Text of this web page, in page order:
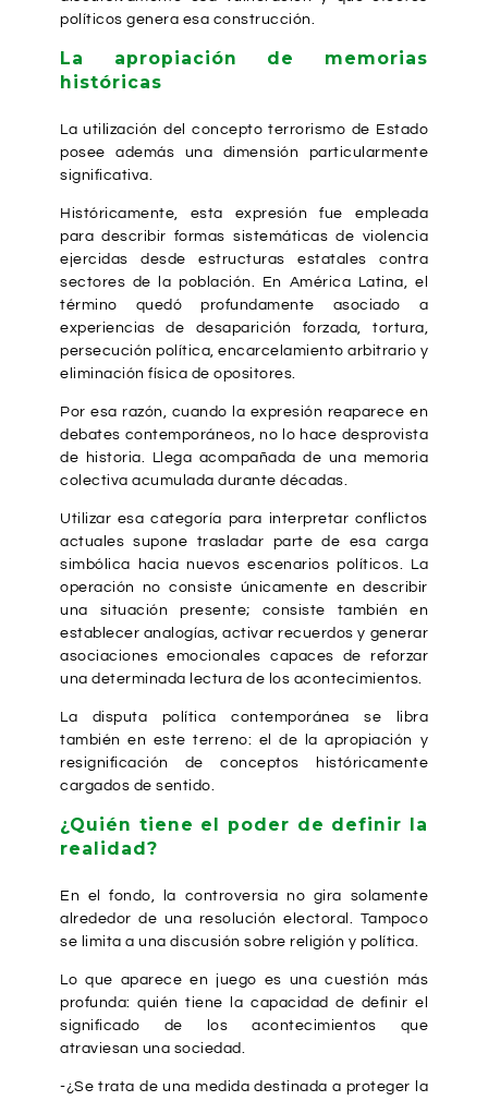
políticos genera esa construcción.
La apropiación de memorias
históricas
La utilización del concepto terrorismo de Estado
posee además una dimensión particularmente
significativa.
Históricamente, esta expresión fue empleada
para describir formas sistemáticas de violencia
ejercidas desde estructuras estatales contra
sectores de la población. En América Latina, el
término quedó profundamente asociado a
experiencias de desaparición forzada, tortura,
persecución política, encarcelamiento arbitrario y
eliminación física de opositores.
Por esa razón, cuando la expresión reaparece en
debates contemporáneos, no lo hace desprovista
de historia. Llega acompañada de una memoria
colectiva acumulada durante décadas.
Utilizar esa categoría para interpretar conflictos
actuales supone trasladar parte de esa carga
simbólica hacia nuevos escenarios políticos. La
operación no consiste únicamente en describir
una situación presente; consiste también en
establecer analogías, activar recuerdos y generar
asociaciones emocionales capaces de reforzar
una determinada lectura de los acontecimientos.
La disputa política contemporánea se libra
también en este terreno: el de la apropiación y
resignificación de conceptos históricamente
cargados de sentido.
¿Quién tiene el poder de definir la
realidad?
En el fondo, la controversia no gira solamente
alrededor de una resolución electoral. Tampoco
se limita a una discusión sobre religión y política.
Lo que aparece en juego es una cuestión más
profunda: quién tiene la capacidad de definir el
significado de los acontecimientos que
atraviesan una sociedad.
-¿Se trata de una medida destinada a proteger la